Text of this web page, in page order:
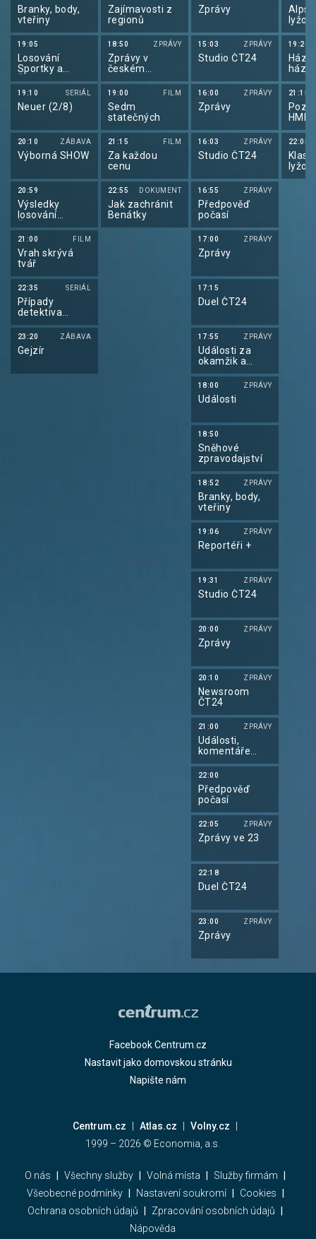
Branky, body,
vteřiny
19:05
Losování
Sportky a
Šance
19:10 SERIÁL
Neuer (2/8)
20:10 ZÁBAVA
Výborná SHOW
20:59
Výsledky
losování
Šťastných 10
21:00 FILM
Vrah skrývá
tvář
22:35 SERIÁL
Případy
detektiva
Murdocha XVIII
23:20 ZÁBAVA
Gejzír
Zajímavosti z
regionů
18:50 ZPRÁVY
Zprávy v
českém
znakovém
jazyce
19:00 FILM
Sedm
statečných
21:15 FILM
Za každou
cenu
22:55 DOKUMENT
Jak zachránit
Benátky
Zprávy
15:03 ZPRÁVY
Studio ČT24
16:00 ZPRÁVY
Zprávy
16:03 ZPRÁVY
Studio ČT24
16:55 ZPRÁVY
Předpověď
počasí
17:00 ZPRÁVY
Zprávy
17:15
Duel ČT24
17:55 ZPRÁVY
Události za
okamžik a
počasí
18:00 ZPRÁVY
Události
18:50
Sněhové
zpravodajství
18:52 ZPRÁVY
Branky, body,
vteřiny
19:06 ZPRÁVY
Reportéři +
19:31 ZPRÁVY
Studio ČT24
20:00 ZPRÁVY
Zprávy
20:10 ZPRÁVY
Newsroom
ČT24
21:00 ZPRÁVY
Události,
komentáře
týdne
22:00
Předpověď
počasí
22:05 ZPRÁVY
Zprávy ve 23
22:18
Duel ČT24
23:00 ZPRÁVY
Zprávy
sport
2026
19:20
2026
21:15
HME
2026
22:05
Facebook Centrum.cz
Nastavit jako domovskou stránku
Napište nám
Centrum.cz Atlas.cz
Volny.cz
1999 – 2026 © Economia, a.s.
O nás Všechny služby Volná místa
Služby firmám
Všeobecné podmínky
Nastavení soukromí
Cookies
Ochrana osobních údajů
Zpracování osobních údajů
Nápověda